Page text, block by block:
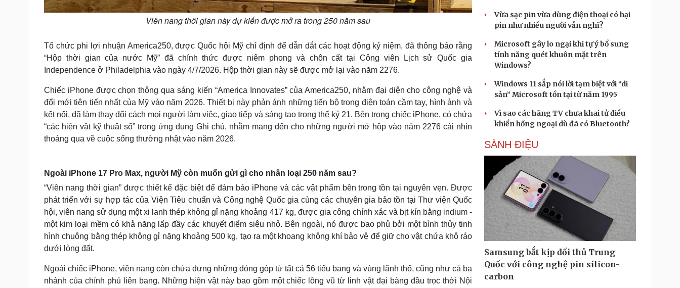
Viên nang thời gian này dự kiến được mở ra trong 250 năm sau
Tổ chức phi lợi nhuận America250, được Quốc hội Mỹ chỉ định để dẫn dắt các hoạt động kỷ niệm, đã thông báo rằng
“Hộp thời gian của nước Mỹ” đã chính thức được niêm phong và chôn cất tại Công viên Lịch sử Quốc gia
Independence ở Philadelphia vào ngày 4/7/2026. Hộp thời gian này sẽ được mở lại vào năm 2276.
Chiếc iPhone được chọn thông qua sáng kiến “America Innovates” của America250, nhằm đại diện cho công nghệ và
đổi mới tiên tiến nhất của Mỹ vào năm 2026. Thiết bị này phản ánh những tiến bộ trong điện toán cầm tay, hình ảnh và
kết nối, đã làm thay đổi cách mọi người làm việc, giao tiếp và sáng tạo trong thế kỷ 21. Bên trong chiếc iPhone, có chứa
“các hiện vật kỹ thuật số” trong ứng dụng Ghi chú, nhằm mang đến cho những người mở hộp vào năm 2276 cái nhìn
thoáng qua về cuộc sống thường nhật vào năm 2026.
Ngoài iPhone 17 Pro Max, người Mỹ còn muốn gửi gì cho nhân loại 250 năm sau?
“Viên nang thời gian” được thiết kế đặc biệt để đảm bảo iPhone và các vật phẩm bên trong tồn tại nguyên vẹn. Được
phát triển với sự hợp tác của Viện Tiêu chuẩn và Công nghệ Quốc gia cùng các chuyên gia bảo tồn tại Thư viện Quốc
hội, viên nang sử dụng một xi lanh thép không gỉ nặng khoảng 417 kg, được gia công chính xác và bịt kín bằng indium -
một kim loại mềm có khả năng lấp đầy các khuyết điểm siêu nhỏ. Bên ngoài, nó được bao phủ bởi một bình thủy tinh
hình chuông bằng thép không gỉ nặng khoảng 500 kg, tạo ra một khoang không khí bảo vệ để giữ cho vật chứa khô ráo
dưới lòng đất.
Ngoài chiếc iPhone, viên nang còn chứa đựng những đóng góp từ tất cả 56 tiểu bang và vùng lãnh thổ, cũng như cả ba
nhánh của chính phủ liên bang. Những hiện vật này bao gồm một chiếc lông vũ từ linh vật đại bàng đầu trọc thời Nội
Vừa sạc pin vừa dùng điện thoại có hại
pin như nhiều người vẫn nghĩ?
Microsoft gây lo ngại khi tự ý bổ sung
tính năng quét khuôn mặt trên
Windows?
Windows 11 sắp nói lời tạm biệt với “di
sản” Microsoft tồn tại từ năm 1995
Vì sao các hãng TV chưa khai tử điều
khiển hồng ngoại dù đã có Bluetooth?
SÀNH ĐIỆU
Samsung bắt kịp đối thủ Trung
Quốc với công nghệ pin silicon-
carbon